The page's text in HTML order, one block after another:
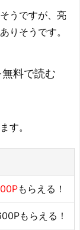
うですが、亮
りそうです。
料で読む
す。
もらえる！
もらえる！